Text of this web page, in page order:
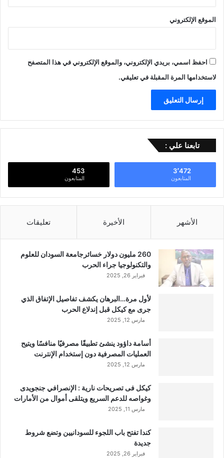
الموقع الإلكتروني
احفظ اسمي، بريدي الإلكتروني، والموقع الإلكتروني في هذا المتصفح
لاستخدامها المرة المقبلة في تعليقي.
تابعنا علي :
3٬472
المتابعون
453
المتابعون
الأشهر الأخيرة تعليقات
260 مليون دولار خسائرجامعة السودان للعلوم
والتكنولوجيا جراء الحرب
فبراير 26, 2025
لأول مرة…البرهان يكشف تفاصيل الإتفاق الذي
جرى مع كيكل قبل إندلاع الحرب
مارس 12, 2025
أسامة داؤود ينشئ تطبيقًا مصرفيًا منافسًا ويتيح
العمليات المصرفية دون إستخدام الإنترنت
مارس 12, 2025
كيكل فى تصريحات نارية : الإنصرافي جنجويدى
وغواصه للدعم السريع ويتلقى أموال من الأمارات
مارس 11, 2025
كندا تفتح باب اللجوء للسودانيين وتضع شروط
جديدة
فبراير 26, 2025